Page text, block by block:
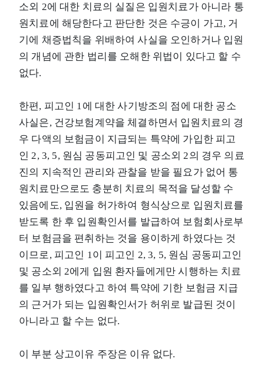
소외 2에 대한 치료의 실질은 입원치료가 아니라 통
원치료에 해당한다고 판단한 것은 수긍이 가고, 거
기에 채증법칙을 위배하여 사실을 오인하거나 입원
의 개념에 관한 법리를 오해한 위법이 있다고 할 수
없다.
한편, 피고인 1에 대한 사기방조의 점에 대한 공소
사실은, 건강보험계약을 체결하면서 입원치료의 경
우 다액의 보험금이 지급되는 특약에 가입한 피고
인 2, 3, 5, 원심 공동피고인 및 공소외 2의 경우 의료
진의 지속적인 관리와 관찰을 받을 필요가 없어 통
원치료만으로도 충분히 치료의 목적을 달성할 수
있음에도, 입원을 허가하여 형식상으로 입원치료를
받도록 한 후 입원확인서를 발급하여 보험회사로부
터 보험금을 편취하는 것을 용이하게 하였다는 것
이므로, 피고인 1이 피고인 2, 3, 5, 원심 공동피고인
및 공소외 2에게 입원 환자들에게만 시행하는 치료
를 일부 행하였다고 하여 특약에 기한 보험금 지급
의 근거가 되는 입원확인서가 허위로 발급된 것이
아니라고 할 수는 없다.
이 부분 상고이유 주장은 이유 없다.